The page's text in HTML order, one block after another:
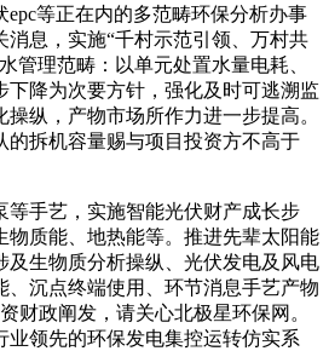
epc等正在内的多范畴环保分析办事
消息，实施“千村示范引领、万村共
管理范畴：以单元处置水量电耗、
下降为次要方针，强化及时可逃溯监
纵，产物市场所作力进一步提高。
的拆机容量赐与项目投资方不高于
手艺，实施智能光伏财产成长步
物质能、地热能等。推进先辈太阳能
及生物质分析操纵、光伏发电及风电
、沉点终端使用、环节消息手艺产物
财政阐发，请关心北极星环保网。
业领先的环保发电集控运转仿实系